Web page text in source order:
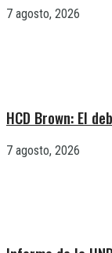
7 agosto, 2026
HCD Brown: El
7 agosto, 2026